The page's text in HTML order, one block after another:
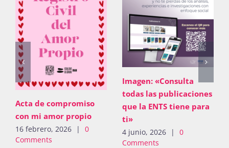
Acta de compromiso
con mi amor propio
16 febrero, 2026 |
0
Comments
Imagen: «Consulta
todas las publicaciones
que la ENTS tiene para
ti»
4 junio, 2026 |
0
Comments